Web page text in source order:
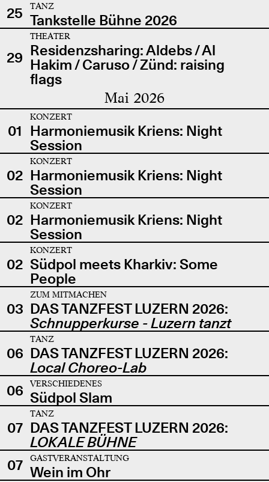
25
TANZ
Tankstelle Bühne 2026
29
THEATER
Residenzsharing: Aldebs / Al
Hakim / Caruso / Zünd: raising
flags
Mai 2026
01
KONZERT
Harmoniemusik Kriens: Night
Session
02
KONZERT
Harmoniemusik Kriens: Night
Session
02
KONZERT
Harmoniemusik Kriens: Night
Session
02
KONZERT
Südpol meets Kharkiv: Some
People
03
ZUM MITMACHEN
DAS TANZFEST LUZERN 2026:
Schnupperkurse - Luzern tanzt
06
TANZ
DAS TANZFEST LUZERN 2026:
Local Choreo-Lab
06
VERSCHIEDENES
Südpol Slam
07
TANZ
DAS TANZFEST LUZERN 2026:
LOKALE BÜHNE
07
GASTVERANSTALTUNG
Wein im Ohr